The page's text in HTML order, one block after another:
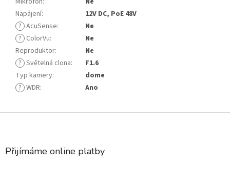
Napájení:
12V DC, PoE 48V
? AcuSense:
Ne
? ColorVu:
Ne
Reproduktor:
Ne
? Světelná clona:
F1.6
Typ kamery:
dome
? WDR: Ano
Z
Přijímáme online platby